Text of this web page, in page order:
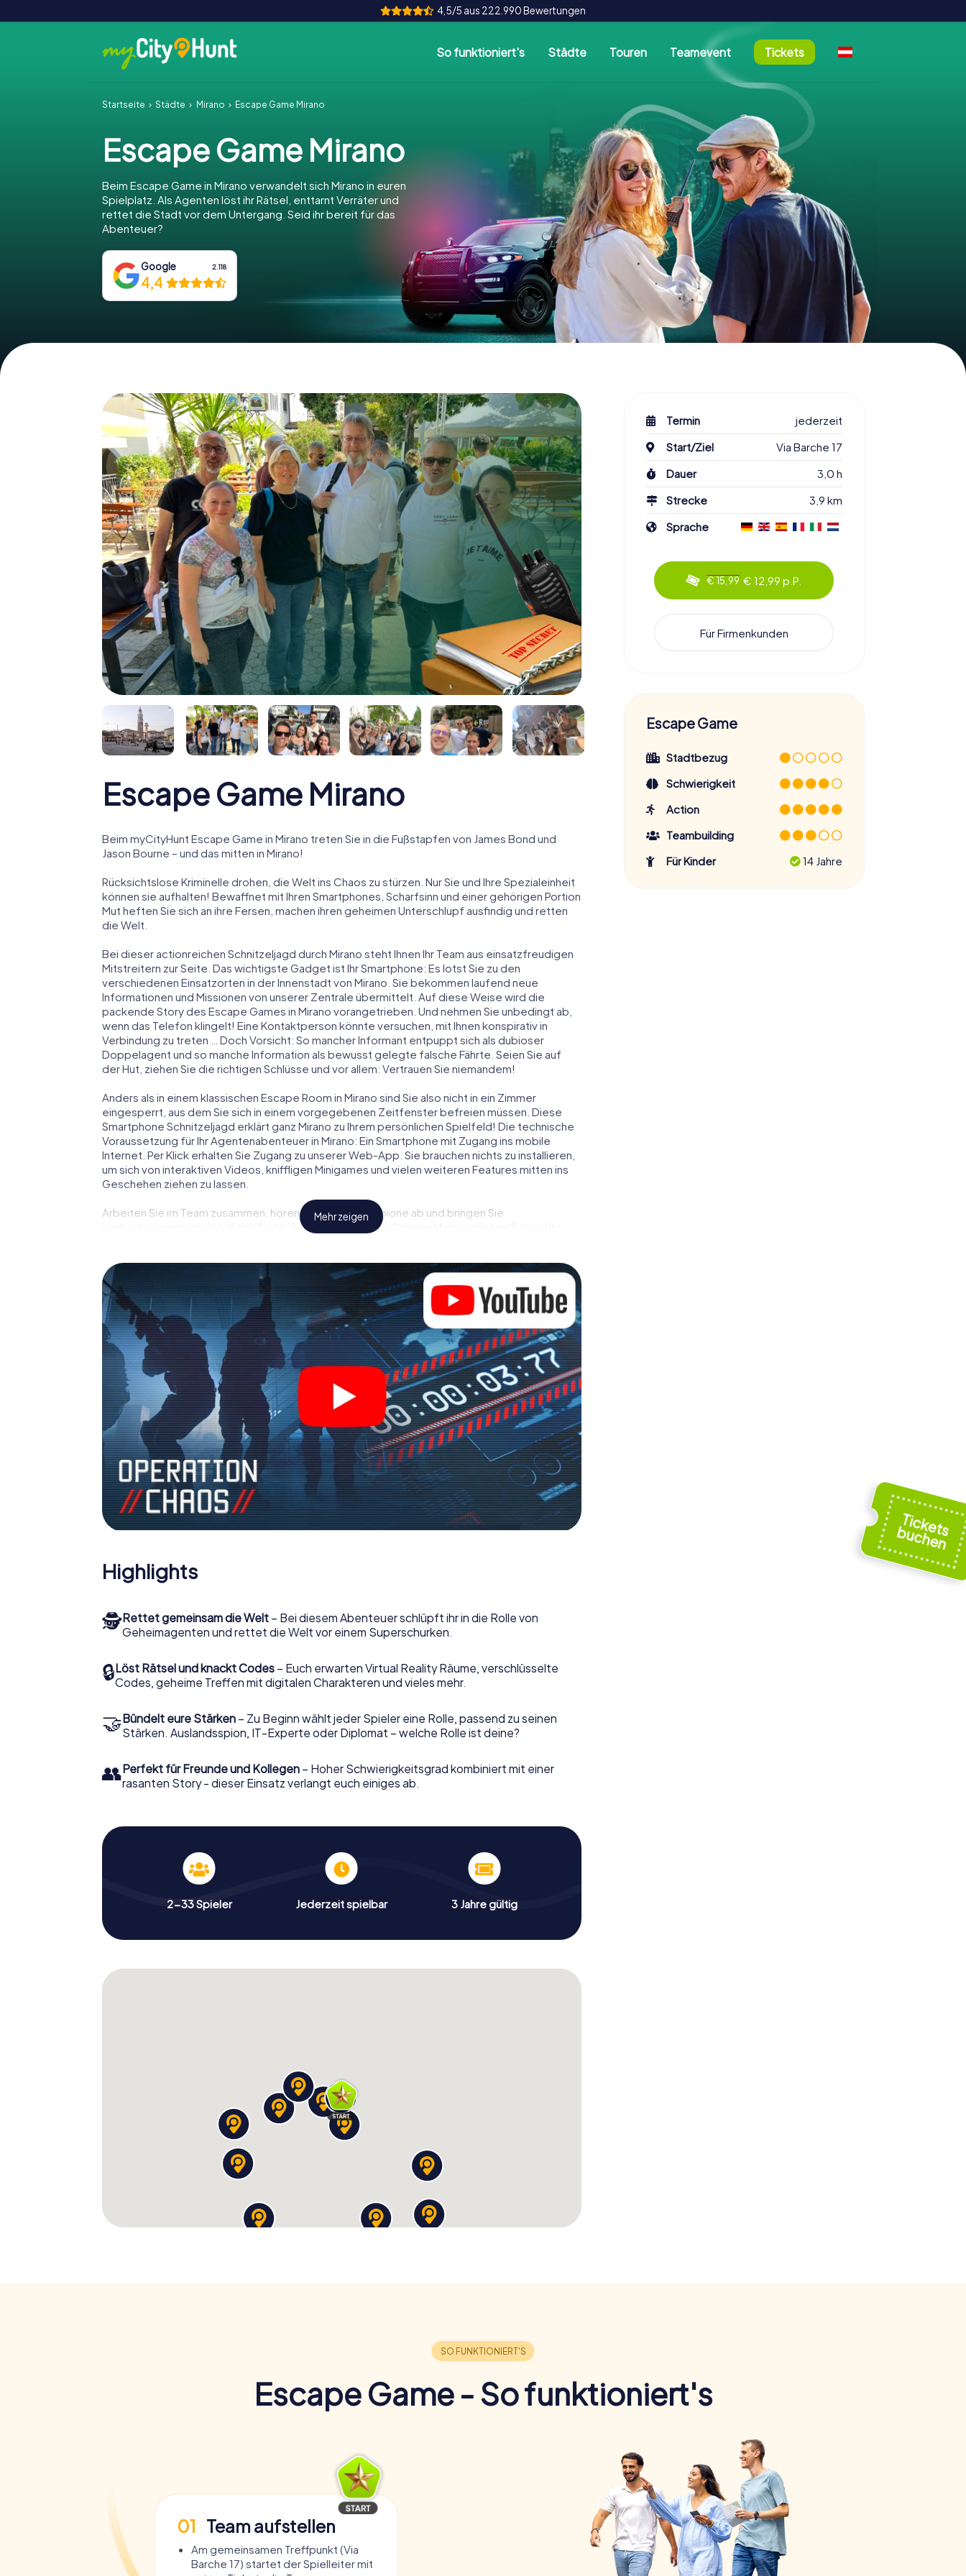
4,5/5 aus 222.990 Bewertungen
So funktioniert's Städte Touren Teamevent Tickets
Startseite Städte Mirano Escape Game Mirano
Escape Game Mirano
Beim Escape Game in Mirano verwandelt sich Mirano in euren
Spielplatz. Als Agenten löst ihr Rätsel, enttarnt Verräter und
rettet die Stadt vor dem Untergang. Seid ihr bereit für das
Abenteuer?
Google 2.118
4,4
Escape Game Mirano
Beim myCityHunt Escape Game in Mirano treten Sie in die Fußstapfen von James Bond und
Jason Bourne – und das mitten in Mirano!
Rücksichtslose Kriminelle drohen, die Welt ins Chaos zu stürzen. Nur Sie und Ihre Spezialeinheit
können sie aufhalten! Bewaffnet mit Ihren Smartphones, Scharfsinn und einer gehörigen Portion
Mut heften Sie sich an ihre Fersen, machen ihren geheimen Unterschlupf ausfindig und retten
die Welt.
Bei dieser actionreichen Schnitzeljagd durch Mirano steht Ihnen Ihr Team aus einsatzfreudigen
Mitstreitern zur Seite. Das wichtigste Gadget ist Ihr Smartphone: Es lotst Sie zu den
verschiedenen Einsatzorten in der Innenstadt von Mirano. Sie bekommen laufend neue
Informationen und Missionen von unserer Zentrale übermittelt. Auf diese Weise wird die
packende Story des Escape Games in Mirano vorangetrieben. Und nehmen Sie unbedingt ab,
wenn das Telefon klingelt! Eine Kontaktperson könnte versuchen, mit Ihnen konspirativ in
Verbindung zu treten … Doch Vorsicht: So mancher Informant entpuppt sich als dubioser
Doppelagent und so manche Information als bewusst gelegte falsche Fährte. Seien Sie auf
der Hut, ziehen Sie die richtigen Schlüsse und vor allem: Vertrauen Sie niemandem!
Anders als in einem klassischen Escape Room in Mirano sind Sie also nicht in ein Zimmer
eingesperrt, aus dem Sie sich in einem vorgegebenen Zeitfenster befreien müssen. Diese
Smartphone Schnitzeljagd erklärt ganz Mirano zu Ihrem persönlichen Spielfeld! Die technische
Voraussetzung für Ihr Agentenabenteuer in Mirano: Ein Smartphone mit Zugang ins mobile
Internet. Per Klick erhalten Sie Zugang zu unserer Web-App. Sie brauchen nichts zu installieren,
um sich von interaktiven Videos, kniffligen Minigames und vielen weiteren Features mitten ins
Geschehen ziehen zu lassen.
Arbeiten Sie im Team zusammen, hören Sie feindliche Spione ab und bringen Sie
Verbindungspersonen auf Ihre Seite. Bei diesem Escape Game in Mirano müssen Sie und Ihr
Team im Highscore von Mirano und erhalten Zugang zu Ihrer ganz persönlichen Bildergalerie.
Das myCityHunt Escape Game macht Mirano zu Ihrem ganz persönlichen Erlebnisspielplatz.
Holen Sie sich Ihre Tickets in die Welt der Spionage und Geheimagenten und verwandeln Sie
Mirano in einen Outdoor Escape Room!
Mehr zeigen
Highlights
🕵Rettet gemeinsam die Welt – Bei diesem Abenteuer schlüpft ihr in die Rolle von
Geheimagenten und rettet die Welt vor einem Superschurken.
🔒Löst Rätsel und knackt Codes – Euch erwarten Virtual Reality Räume, verschlüsselte
Codes, geheime Treffen mit digitalen Charakteren und vieles mehr.
🤝Bündelt eure Stärken – Zu Beginn wählt jeder Spieler eine Rolle, passend zu seinen
Stärken. Auslandsspion, IT-Experte oder Diplomat – welche Rolle ist deine?
👥Perfekt für Freunde und Kollegen – Hoher Schwierigkeitsgrad kombiniert mit einer
rasanten Story - dieser Einsatz verlangt euch einiges ab.
2-33 Spieler Jederzeit spielbar 3 Jahre gültig
Termin
jederzeit
Start/Ziel
Via Barche 17
Dauer
3,0 h
Strecke
3,9 km
Sprache
€ 15,99 € 12,99 p.P.
Für Firmenkunden
Escape Game
Stadtbezug
Schwierigkeit
Action
Teambuilding
Für Kinder
14 Jahre
Escape Game - So funktioniert's
01 Team aufstellen
Am gemeinsamen Treffpunkt (Via
Barche 17) startet der Spielleiter mit